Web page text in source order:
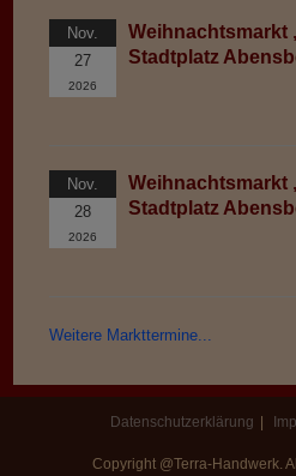
Nov.
27
2026
Weihnachtsmarkt
Stadtplatz
Nov.
28
2026
Weihnachtsmarkt
Stadtplatz
Weitere Markttermine...
Datenschutzerklärung
Copyright @Terra-Handwerk.